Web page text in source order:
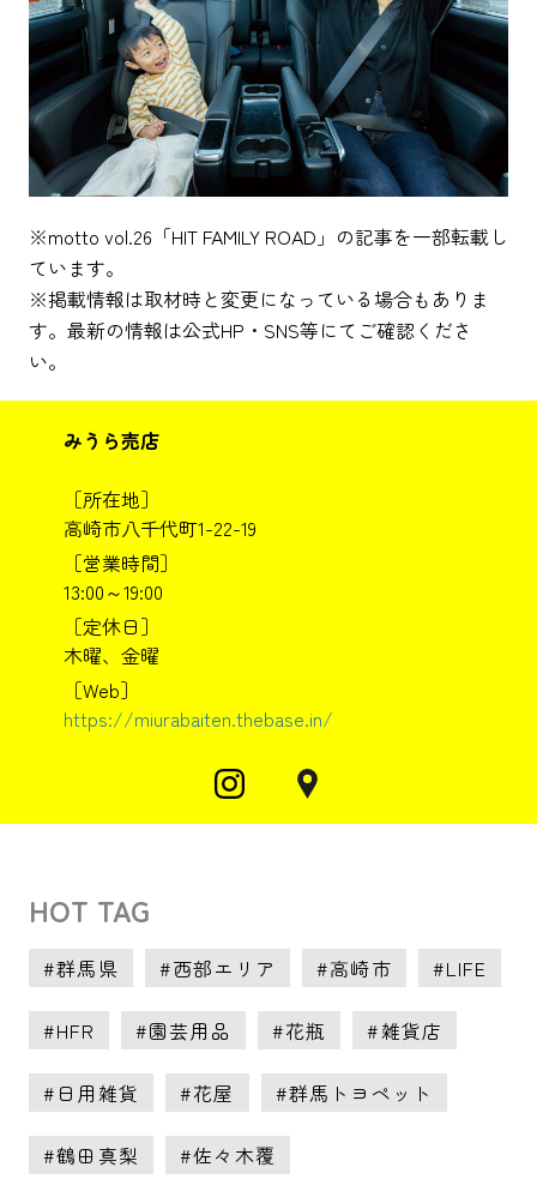
※motto vol.26「HIT FAMILY ROAD」の記事を一部転載し
ています。
※掲載情報は取材時と変更になっている場合もありま
す。最新の情報は公式HP・SNS等にてご確認くださ
い。
みうら売店
［所在地］
高崎市八千代町1-22-19
［営業時間］
13:00～19:00
［定休日］
木曜、金曜
［Web］
https://miurabaiten.thebase.in/
HOT TAG
群馬県 西部エリア 高崎市 LIFE
HFR 園芸用品 花瓶 雑貨店
日用雑貨 花屋 群馬トヨペット
鶴田真梨 佐々木覆